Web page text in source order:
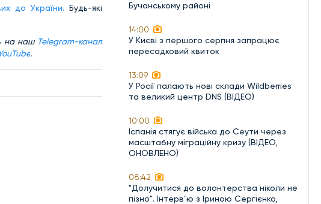
до України.Будь-які
на наш Telegram-канал
.
Бучанському районі
14:00
У Києві з першого серпня запрацює
пересадковий квиток
13:09
У Росії палають нові склади Wildberries
та великий центр DNS (ВІДЕО)
10:00
Іспанія стягує війська до Сеути через
масштабну міграційну кризу (ВІДЕО,
ОНОВЛЕНО)
08:42
"Долучитися до волонтерства ніколи не
пізно". Інтерв’ю з Іриною Сергієнко,